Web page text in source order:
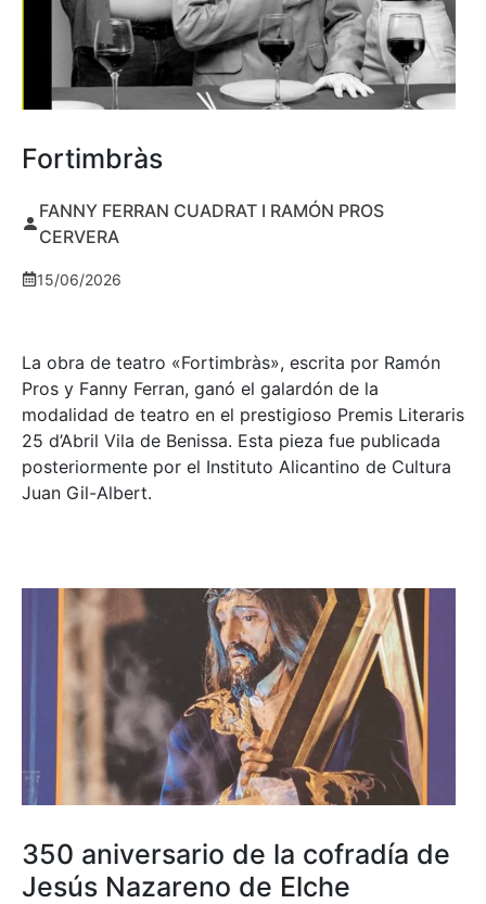
Fortimbràs
FANNY FERRAN CUADRAT I RAMÓN PROS
CERVERA
15/06/2026
La obra de teatro «Fortimbràs», escrita por Ramón
Pros y Fanny Ferran, ganó el galardón de la
modalidad de teatro en el prestigioso Premis Literaris
25 d’Abril Vila de Benissa. Esta pieza fue publicada
posteriormente por el Instituto Alicantino de Cultura
Juan Gil-Albert.
350 aniversario de la cofradía de
Jesús Nazareno de Elche